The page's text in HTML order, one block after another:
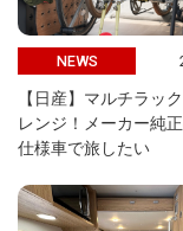
NEWS
【日産】マルチラッ
レンジ！メーカー純
仕様車で旅したい